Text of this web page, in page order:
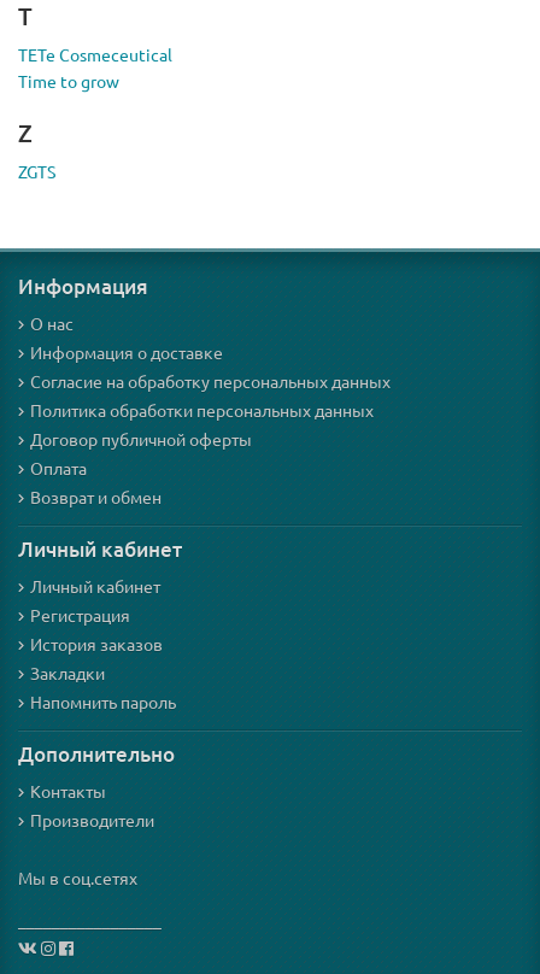
T
TETe Cosmeceutical
Time to grow
Z
ZGTS
Информация
О нас
Информация о доставке
Согласие на обработку персональных данных
Политика обработки персональных данных
Договор публичной оферты
Оплата
Возврат и обмен
Личный кабинет
Личный кабинет
Регистрация
История заказов
Закладки
Напомнить пароль
Дополнительно
Контакты
Производители
Мы в соц.сетях
_________________